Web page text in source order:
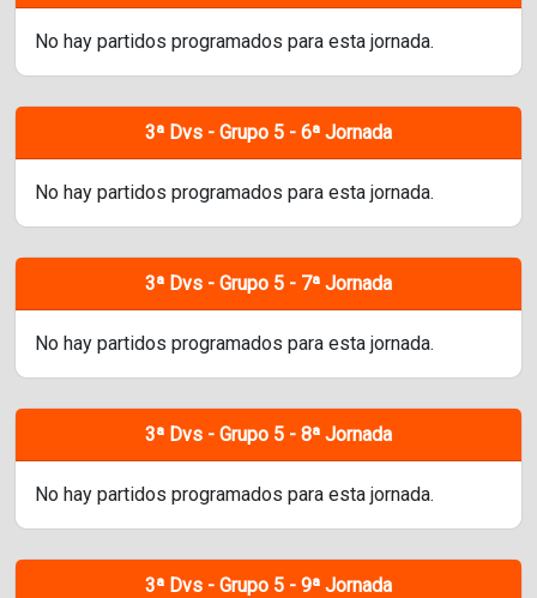
No hay partidos programados para esta jornada.
3ª Dvs - Grupo 5 - 6ª Jornada
No hay partidos programados para esta jornada.
3ª Dvs - Grupo 5 - 7ª Jornada
No hay partidos programados para esta jornada.
3ª Dvs - Grupo 5 - 8ª Jornada
No hay partidos programados para esta jornada.
3ª Dvs - Grupo 5 - 9ª Jornada